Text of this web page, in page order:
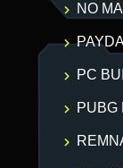
NO
PC
PUBG